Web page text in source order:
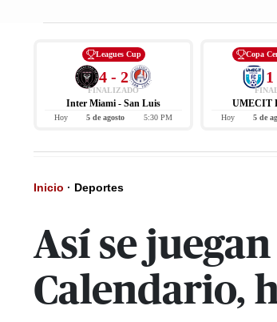
Leagues Cup
4 - 2
FINALIZADO
Inter Miami - San Luis
Hoy 5 de agosto 5:30 PM
Copa
UMECIT
Hoy 5 de
Inicio · Deportes
Así se
Calendario,